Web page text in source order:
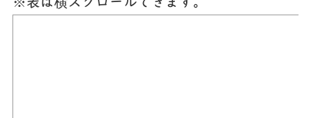
※表は横スクロールできます。